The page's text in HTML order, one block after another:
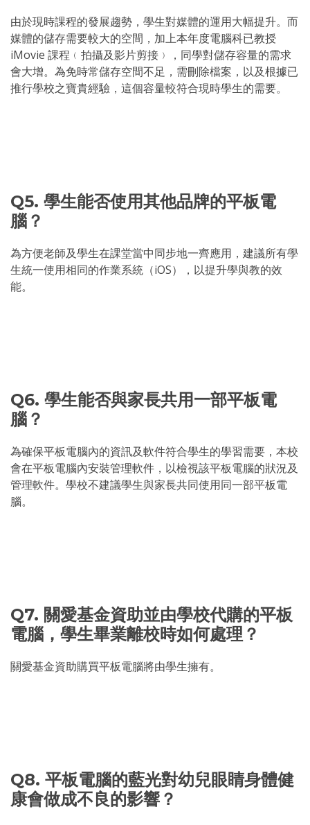
由於現時課程的發展趨勢，學生對媒體的運用大幅提升。而
媒體的儲存需要較大的空間，加上本年度電腦科已教授
iMovie 課程﹙拍攝及影片剪接﹚，同學對儲存容量的需求
會大增。為免時常儲存空間不足，需刪除檔案，以及根據已
推行學校之寶貴經驗，這個容量較符合現時學生的需要。
Q5. 學生能否使用其他品牌的平板電
腦？
為方便老師及學生在課堂當中同步地一齊應用，建議所有學
生統一使用相同的作業系統（iOS），以提升學與教的效
能。
Q6. 學生能否與家長共用一部平板電
腦？
為確保平板電腦內的資訊及軟件符合學生的學習需要，本校
會在平板電腦內安裝管理軟件，以檢視該平板電腦的狀況及
管理軟件。學校不建議學生與家長共同使用同一部平板電
腦。
Q7. 關愛基金資助並由學校代購的平板
電腦，學生畢業離校時如何處理？
關愛基金資助購買平板電腦將由學生擁有。
Q8. 平板電腦的藍光對幼兒眼睛身體健
康會做成不良的影響？